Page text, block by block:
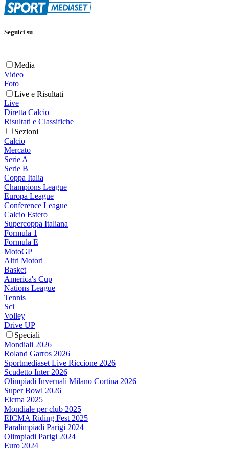
Seguici su
Media
Video
Foto
Live e Risultati
Live
Diretta Calcio
Risultati e Classifiche
Sezioni
Calcio
Mercato
Serie A
Serie B
Coppa Italia
Champions League
Europa League
Conference League
Calcio Estero
Supercoppa Italiana
Formula 1
Formula E
MotoGP
Altri Motori
Basket
America's Cup
Nations League
Tennis
Sci
Volley
Drive UP
Speciali
Mondiali 2026
Roland Garros 2026
Sportmediaset Live Riccione 2026
Scudetto Inter 2026
Olimpiadi Invernali Milano Cortina 2026
Super Bowl 2026
Eicma 2025
Mondiale per club 2025
EICMA Riding Fest 2025
Paralimpiadi Parigi 2024
Olimpiadi Parigi 2024
Euro 2024